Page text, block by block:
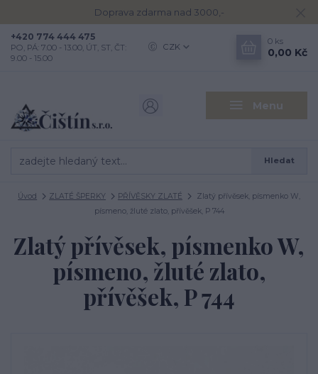
Doprava zdarma nad 3000,-
Menu
CZK
Hledat
+420 774 444 475
PO, PÁ: 7.00 - 13.00, ÚT, ST, ČT:
9.00 - 15.00
0 ks
0,00 Kč
Úvod ZLATÉ ŠPERKY PŘÍVĚSKY ZLATÉ
Zlatý přívěsek, písmenko W,
písmeno, žluté zlato, přívěšek, P 744
Zlatý přívěsek, písmenko W,
písmeno, žluté zlato,
přívěšek, P 744